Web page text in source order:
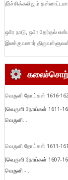
நீர்ச்சிக்கலிலும்
ஒரே நாடு, ஒரே தேர்தல்
இலக்குவனார்
வெருளி நோய்கள் 1616-
(வெருளி நோய்கள் 1611-
வெருளி...
வெருளி நோய்கள் 1611-
(வெருளி நோய்கள் 1607-
வெருளி -...